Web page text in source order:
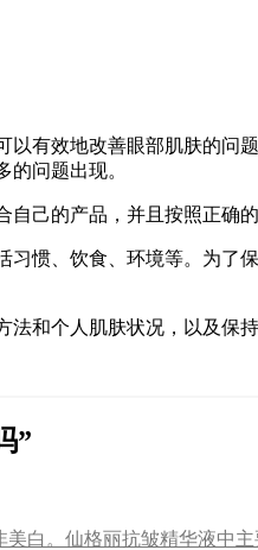
有效地改善眼部肌肤的
问题出现。
己的产品，并且按照正确
惯、饮食、环境等。为了
和个人肌肤状况，以及保持
”
白。仙格丽抗皱精华液中